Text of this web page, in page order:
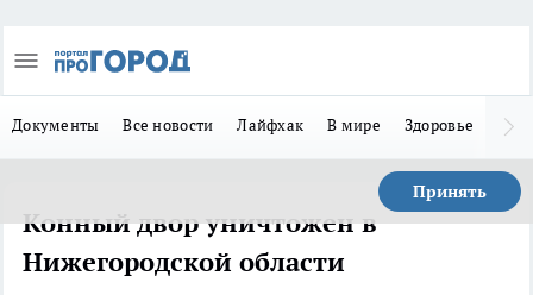
Документы Все новости Лайфхак В мире Здоровье
Принять
Конный двор уничтожен в
Нижегородской области